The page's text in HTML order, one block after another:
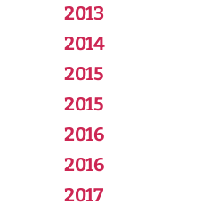
2013
2014
2015
2015
2016
2016
2017